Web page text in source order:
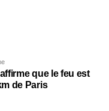
que le feu est
de Paris